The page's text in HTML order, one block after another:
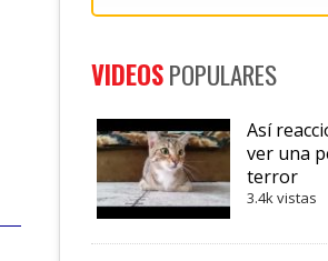
VIDEOSPOPULARES
Así
ver una
terror
3.4k vistas